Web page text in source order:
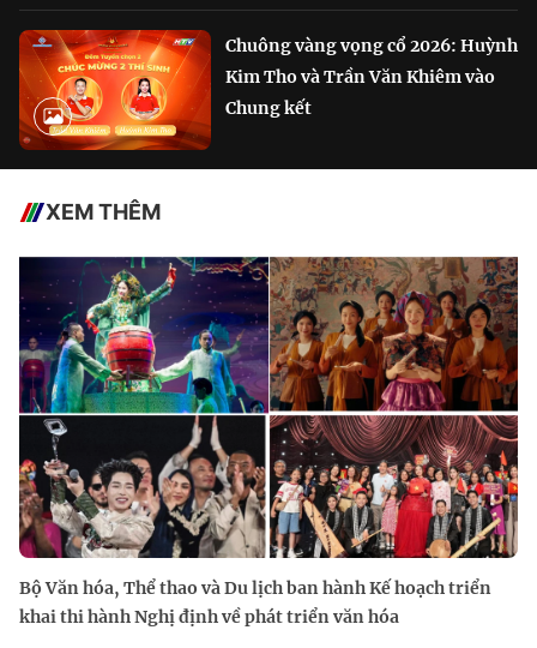
Chuông vàng vọng cổ 2026: Huỳnh
Kim Tho và Trần Văn Khiêm vào
Chung kết
XEM THÊM
Bộ Văn hóa, Thể thao và Du lịch ban hành Kế hoạch triển
khai thi hành Nghị định về phát triển văn hóa